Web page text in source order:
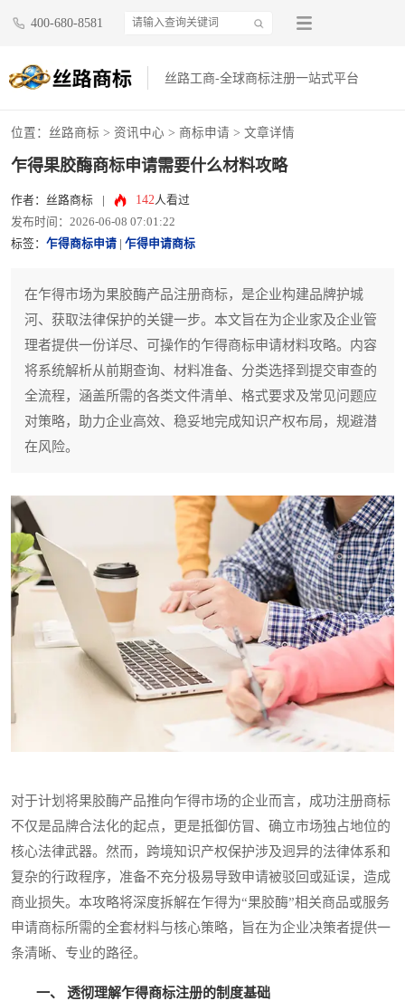
400-680-8581
丝路工商-全球商标注册一站式平台
位置： 丝路商标 > 资讯中心 > 商标申请 > 文章详情
乍得果胶酶商标申请需要什么材料攻略
作者：丝路商标 142人看过
发布时间：2026-06-08 07:01:22
标签： 乍得商标申请 乍得申请商标
在乍得市场为果胶酶产品注册商标，是企业构建品牌护城
河、获取法律保护的关键一步。本文旨在为企业家及企业管
理者提供一份详尽、可操作的乍得商标申请材料攻略。内容
将系统解析从前期查询、材料准备、分类选择到提交审查的
全流程，涵盖所需的各类文件清单、格式要求及常见问题应
对策略，助力企业高效、稳妥地完成知识产权布局，规避潜
在风险。
对于计划将果胶酶产品推向乍得市场的企业而言，成功注册商标
不仅是品牌合法化的起点，更是抵御仿冒、确立市场独占地位的
核心法律武器。然而，跨境知识产权保护涉及迥异的法律体系和
复杂的行政程序，准备不充分极易导致申请被驳回或延误，造成
商业损失。本攻略将深度拆解在乍得为“果胶酶”相关商品或服务
申请商标所需的全套材料与核心策略，旨在为企业决策者提供一
条清晰、专业的路径。
一、 透彻理解乍得商标注册的制度基础